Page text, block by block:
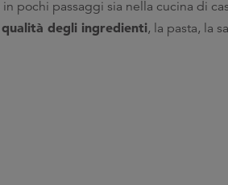
pochi passaggi sia nella cucina di
qualità degli ingredienti, la pasta, la